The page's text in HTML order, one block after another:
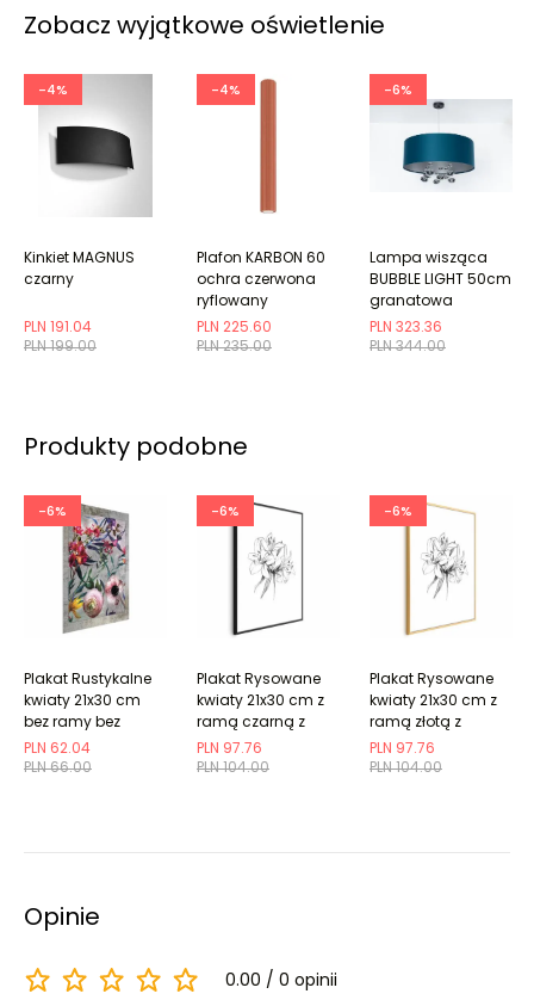
Zobacz wyjątkowe oświetlenie
-4%
PLN 199.00
PLN 191.04
Kinkiet MAGNUS
czarny
-4%
PLN 235.00
PLN 225.60
Plafon KARBON 60
ochra czerwona
ryflowany
-6%
PLN 344.00
PLN 323.36
Lampa wisząca
BUBBLE LIGHT 50cm
granatowa
Produkty podobne
-6%
PLN 66.00
PLN 62.04
Plakat Rustykalne
kwiaty 21x30 cm
bez ramy bez
marginesu
-6%
PLN 104.00
PLN 97.76
Plakat Rysowane
kwiaty 21x30 cm z
ramą czarną z
marginesem
-6%
PLN 104.00
PLN 97.76
Plakat Rysowane
kwiaty 21x30 cm z
ramą złotą z
marginesem
Opinie
0.00 0 opinii